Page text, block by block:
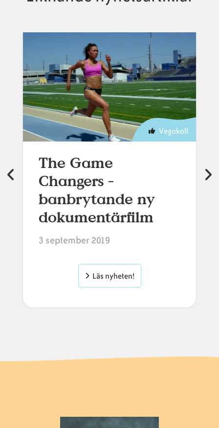
Vegokoll
The Game
Changers -
banbrytande ny
dokumentärfilm
3 september 2019
Läs nyheten!